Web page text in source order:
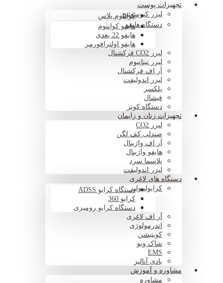
تجهیزات پوست
لیزر کیوسوئیچکوانتوم پلاس
دستگاه هایفوهایفو کوانتوم
هایفو 22 بعدی
هایفو اولترافورمر
لیزر CO2 فرکشنال
لیزر تیتانیوم
آر اف فرکشنال
لیزر اندولیفت
پلکسر
فیشال
دستگاه کوتر
تجهیزات زنان و زایمان
لیزر CO2
صندلی کف لگن
آر اف واژینال
هایفو واژینال
پلاسما سرد
لیزر اندولیفت
دستگاه های لاغری
کرایولیپولیزدستگاه کرایو ADSS
کرایو 360
دستگاه کرایو رومیزی
آر اف لاغری
اندرمولوژی
کویتیشن
شاک ویو
EMS
بادی آنالیز
مشاوره و آموزش
مشاوره